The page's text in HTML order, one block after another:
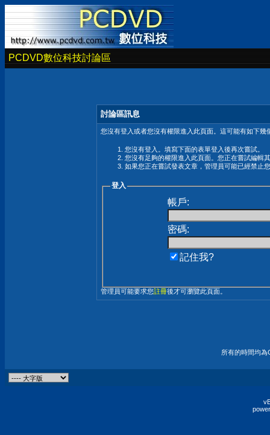
PCDVD數位科技討論區
討論區訊息
您沒有登入或者您沒有權限進入此頁面。這可能有如下幾
您沒有登入。填寫下面的表單登入後再次嘗試。
您沒有足夠的權限進入此頁面。您正在嘗試編輯
如果您正在嘗試發表文章，管理員可能已經禁止
登入
帳戶:
密碼:
記住我?
管理員可能要求您註冊後才可瀏覽此頁面。
所有的時間均為